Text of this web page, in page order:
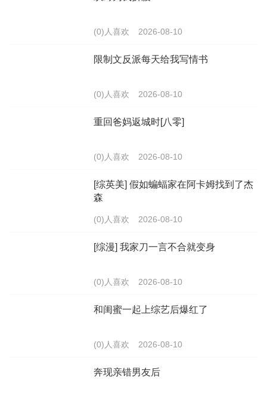
(0)人喜欢 2026-08-10
限制文反派每天给我写情书
(0)人喜欢 2026-08-10
重回爸妈返城时[八零]
(0)人喜欢 2026-08-10
[综英美] 假如蝙蝠家在阿卡姆找到了杰
森
(0)人喜欢 2026-08-10
[综漫] 我家刀一言不合就变身
(0)人喜欢 2026-08-10
和闺蜜一起上综艺后爆红了
(0)人喜欢 2026-08-10
奔现亲错男友后